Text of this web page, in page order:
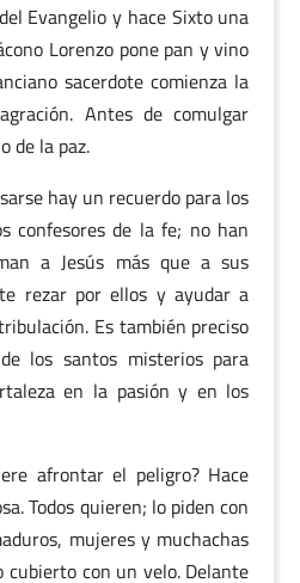
Evangelio y hace Sixto una
Lorenzo pone pan y vino
sacerdote comienza la
Antes de comulgar
de la paz.
hay un recuerdo para los
confesores de la fe; no han
a Jesús más que a sus
rezar por ellos y ayudar a
Es también preciso
los santos misterios para
en la pasión y en los
afrontar el peligro? Hace
Todos quieren; lo piden con
mujeres y muchachas
cubierto con un velo. Delante